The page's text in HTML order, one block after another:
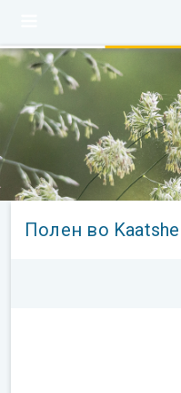
Полен во